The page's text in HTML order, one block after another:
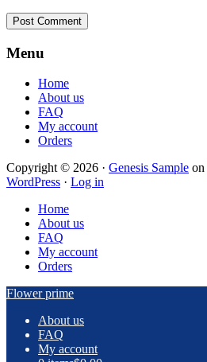
Footer
Menu
Home
About us
FAQ
My account
Orders
Copyright © 2026 · Genesis Sample on
WordPress · Log in
Home
About us
FAQ
My account
Orders
Flower prime
About us
FAQ
My account